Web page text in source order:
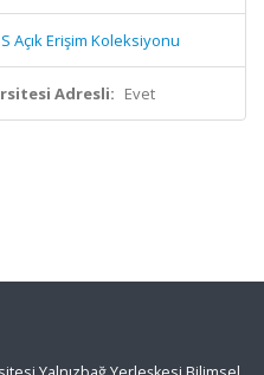
Açık Erişim Koleksiyonu
Adresli: Evet